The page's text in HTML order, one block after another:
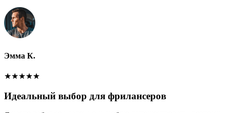
Эмма К.
★★★★★
Идеальный выбор для фрилансеров